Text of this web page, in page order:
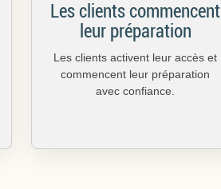
Les clients commencent
leur préparation
Les clients activent leur accès et
commencent leur préparation
avec confiance.